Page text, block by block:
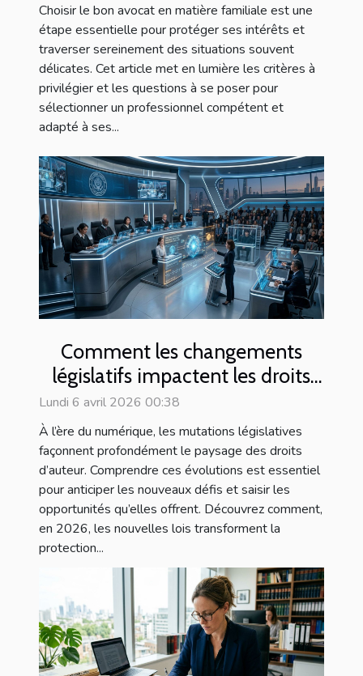
Choisir le bon avocat en matière familiale est une
étape essentielle pour protéger ses intérêts et
traverser sereinement des situations souvent
délicates. Cet article met en lumière les critères à
privilégier et les questions à se poser pour
sélectionner un professionnel compétent et
adapté à ses...
Comment les changements
législatifs impactent les droits
d'auteur en 2026 ?
Lundi 6 avril 2026 00:38
À l’ère du numérique, les mutations législatives
façonnent profondément le paysage des droits
d’auteur. Comprendre ces évolutions est essentiel
pour anticiper les nouveaux défis et saisir les
opportunités qu’elles offrent. Découvrez comment,
en 2026, les nouvelles lois transforment la
protection...